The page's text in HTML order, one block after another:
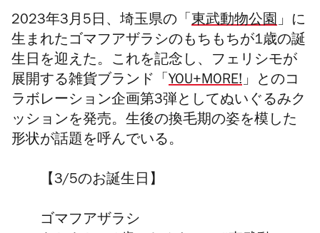
2023年3月5日、埼玉県の「 東武動物公園」に
生まれたゴマフアザラシのもちもちが1歳の誕
生日を迎えた。これを記念し、フェリシモが
展開する雑貨ブランド「 YOU+MORE!」とのコ
ラボレーション企画第3弾としてぬいぐるみク
ッションを発売。生後の換毛期の姿を模した
形状が話題を呼んでいる。
【3/5のお誕生日】
ゴマフアザラシ